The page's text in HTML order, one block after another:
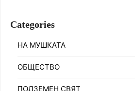
Categories
НА МУШКАТА
ОБЩЕСТВО
ПОДЗЕМЕН СВЯТ